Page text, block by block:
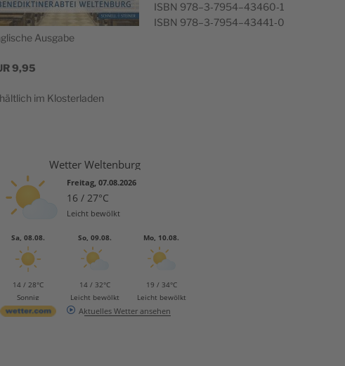
ISBN 978–3‑7954–43460‑1
ISBN 978–3‑7954–43441‑0
Ausgabe
9,95
im Klosterladen
Wetter Weltenburg
Freitag, 07.08.2026
16 / 27°C
Leicht bewölkt
Sa, 08.08.
14 / 28°C
Sonnig
So, 09.08.
14 / 32°C
Leicht bewölkt
Mo, 10.08.
19 / 34°C
Leicht bewölkt
Aktuelles Wetter ansehen